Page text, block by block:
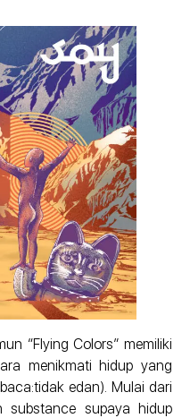
“Flying Colors” memiliki
menikmati hidup yang
edan). Mulai dari
substance supaya hidup